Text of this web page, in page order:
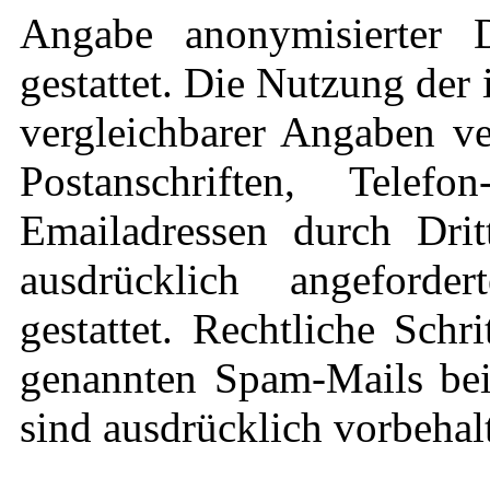
Angabe anonymisierter
gestattet. Die Nutzung der
vergleichbarer Angaben
Postanschriften,
Emailadressen durch
ausdrücklich
gestattet. Rechtliche
genannten Spam-Mails
sind ausdrücklich